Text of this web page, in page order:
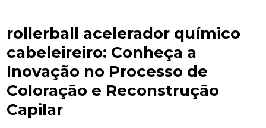
rollerball acelerador químico
cabeleireiro: Conheça a
Inovação no Processo de
Coloração e Reconstrução
Capilar